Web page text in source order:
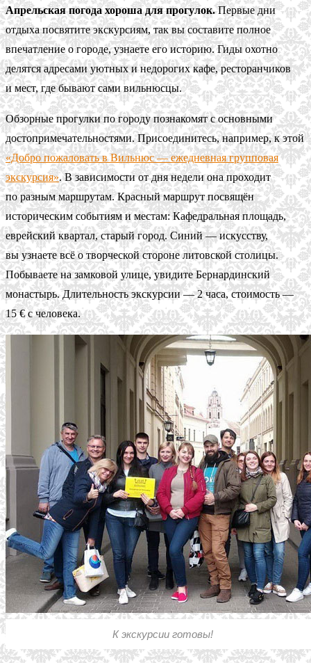
Апрельская погода хороша для прогулок.Первые дни
отдыха посвятите экскурсиям, так вы составите полное
впечатление о городе, узнаете его историю. Гиды охотно
делятся адресами уютных и недорогих кафе, ресторанчиков
и мест, где бывают сами вильнюсцы.
Обзорные прогулки по городу познакомят с основными
достопримечательностями. Присоединитесь, например, к этой
«Добро пожаловать в Вильнюс — ежедневная групповая
экскурсия». В зависимости от дня недели она проходит
по разным маршрутам. Красный маршрут посвящён
историческим событиям и местам: Кафедральная площадь,
еврейский квартал, старый город. Синий — искусству,
вы узнаете всё о творческой стороне литовской столицы.
Побываете на замковой улице, увидите Бернардинский
монастырь. Длительность экскурсии — 2 часа, стоимость —
15 € с человека.
К экскурсии готовы!